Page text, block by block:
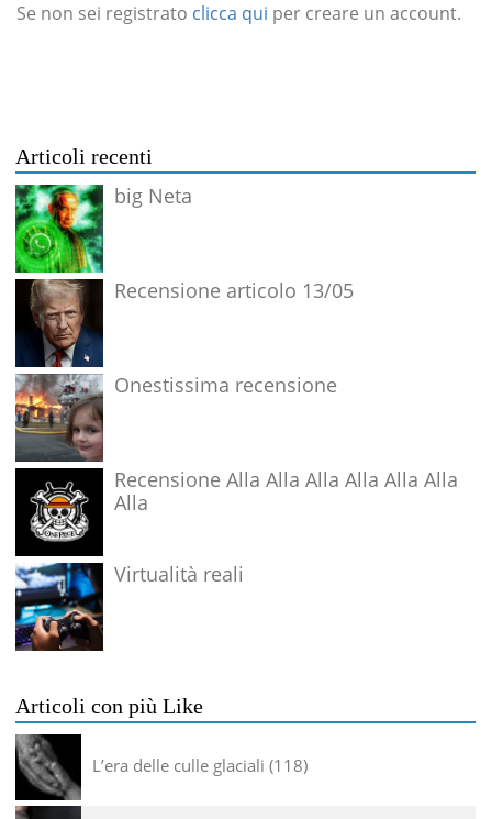
Se non sei registrato clicca qui per creare un account.
Articoli recenti
big Neta
Recensione articolo 13/05
Onestissima recensione
Recensione Alla Alla Alla Alla Alla Alla
Alla
Virtualità reali
Articoli con più Like
L’era delle culle glaciali 118